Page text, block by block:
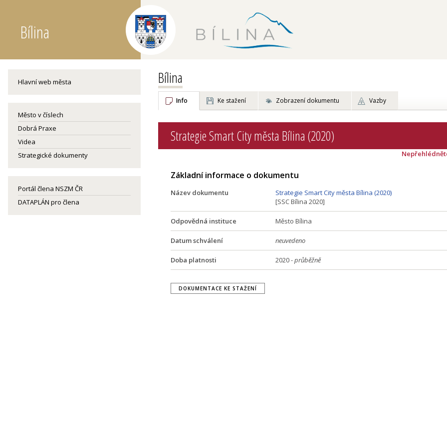
Bílina
Hlavní web města
Město v číslech
Dobrá Praxe
Videa
Strategické dokumenty
Portál člena NSZM ČR
DATAPLÁN pro člena
Bílina
Info Ke stažení Zobrazení dokumentu Vazby
Strategie Smart City města Bílina (2020)
Základní informace o dokumentu
Název dokumentu
Strategie Smart City města Bílina (2020)
[SSC Bílina 2020]
Odpovědná instituce Město Bílina
Datum schválení neuvedeno
Doba platnosti 2020 -průběžně
DOKUMENTACE KE STAŽENÍ